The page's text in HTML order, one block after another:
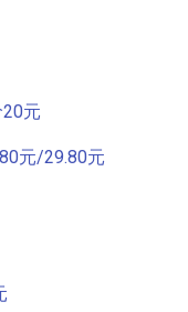
元
元/29.80元